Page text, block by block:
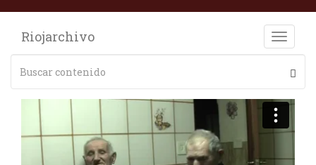
Toggle
Riojarchivo